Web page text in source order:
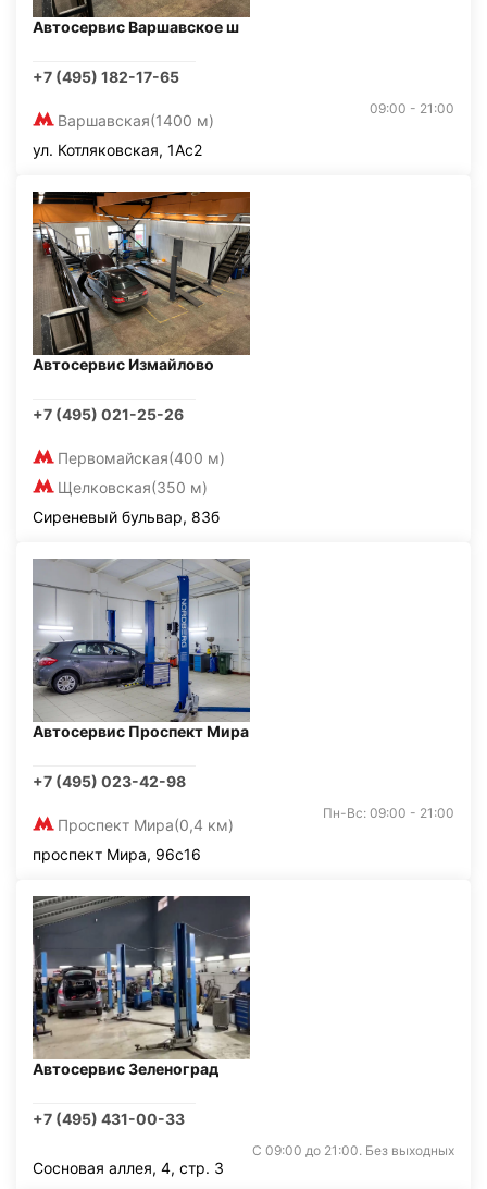
Автосервис Варшавское ш
+7 (495) 182-17-65
Варшавская(1400 м)
09:00 - 21:00
ул. Котляковская, 1Ас2
Автосервис Измайлово
+7 (495) 021-25-26
Первомайская(400 м)
Щелковская(350 м)
Сиреневый бульвар, 83б
Автосервис Проспект Мира
+7 (495) 023-42-98
Проспект Мира(0,4 км)
Пн-Вс: 09:00 - 21:00
проспект Мира, 96с16
Автосервис Зеленоград
+7 (495) 431-00-33
С 09:00 до 21:00. Без выходных
Сосновая аллея, 4, стр. 3